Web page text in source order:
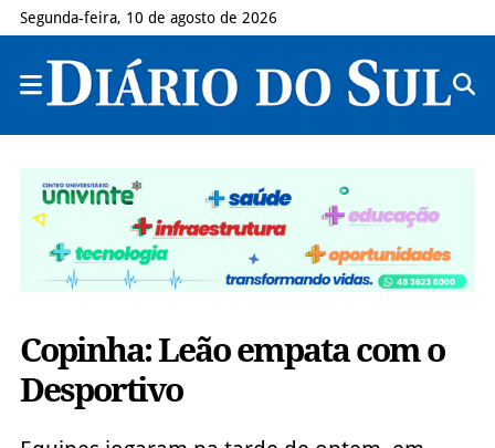
Segunda-feira, 10 de agosto de 2026
Copinha: Leão empata com o
Desportivo